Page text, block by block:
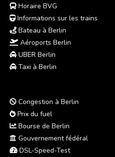
Horaire BVG
Informations sur les trains
Bateau à Berlin
Aéroports Berlin
UBER Berlin
Taxi à Berlin
Congestion à Berlin
Prix du fuel
Bourse de Berlin
Gouvernement fédéral
DSL-Speed-Test